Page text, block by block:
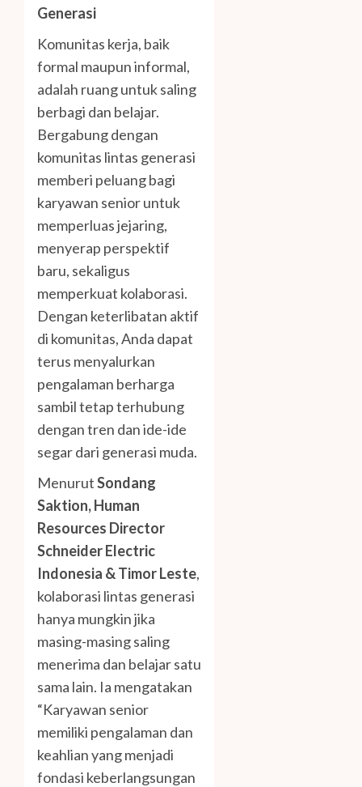
Generasi
Komunitas kerja, baik
formal maupun informal,
adalah ruang untuk saling
berbagi dan belajar.
Bergabung dengan
komunitas lintas generasi
memberi peluang bagi
karyawan senior untuk
memperluas jejaring,
menyerap perspektif
baru, sekaligus
memperkuat kolaborasi.
Dengan keterlibatan aktif
di komunitas, Anda dapat
terus menyalurkan
pengalaman berharga
sambil tetap terhubung
dengan tren dan ide-ide
segar dari generasi muda.
MenurutSondang
Saktion, Human
Resources Director
Schneider Electric
Indonesia & Timor Leste,
kolaborasi lintas generasi
hanya mungkin jika
masing-masing saling
menerima dan belajar satu
sama lain. Ia mengatakan
“Karyawan senior
memiliki pengalaman dan
keahlian yang menjadi
fondasi keberlangsungan